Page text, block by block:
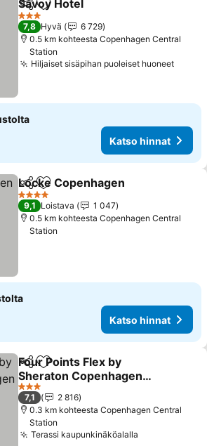
Jaa Lisää suosikkeihin
Savoy Hotel
3 Tähtiluokitus
7,8 Hyvä
6 729
0.5 km kohteesta Copenhagen Central
Station
Hiljaiset sisäpihan puoleiset huoneetKatso
Katso hinnat
Jaa Lisää suosikkeihin
Locke Copenhagen
4 Tähtiluokitus
9,1 Loistava
1 047
0.5 km kohteesta Copenhagen Central
Station
Katso hinnat
Jaa Lisää suosikkeihin
Four Points Flex by
Sheraton Copenhagen
City
Katso hinnat
3 Tähtiluokitus
7,1
2 816
0.3 km kohteesta Copenhagen Central
Station
Terassi kaupunkinäköalalla